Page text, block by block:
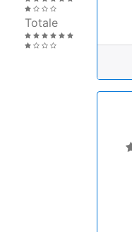
Totale